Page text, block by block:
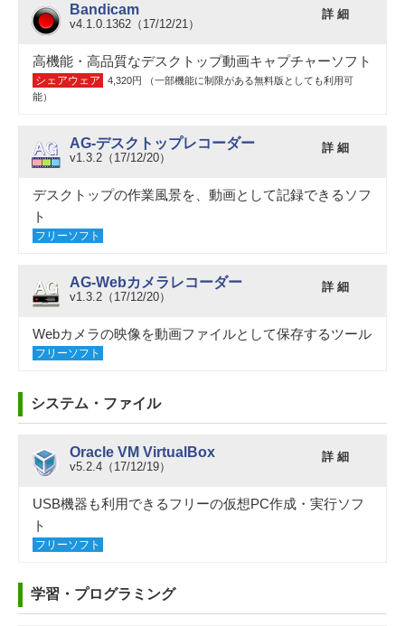
Bandicam
v4.1.0.1362（17/12/21）
詳 細
高機能・高品質なデスクトップ動画キャプチャーソフト
シェアウェア
4,320円 （一部機能に制限がある無料版としても利用可
能）
AG-デスクトップレコーダー
v1.3.2（17/12/20）
詳 細
デスクトップの作業風景を、動画として記録できるソフ
ト
フリーソフト
AG-Webカメラレコーダー
v1.3.2（17/12/20）
詳 細
Webカメラの映像を動画ファイルとして保存するツール
フリーソフト
システム・ファイル
Oracle VM VirtualBox
v5.2.4（17/12/19）
詳 細
USB機器も利用できるフリーの仮想PC作成・実行ソフ
ト
フリーソフト
学習・プログラミング